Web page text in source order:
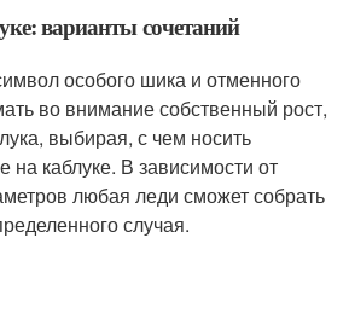
варианты сочетаний
особого шика и отменного
во внимание собственный рост,
выбирая, с чем носить
каблуке. В зависимости от
любая леди сможет собрать
случая.